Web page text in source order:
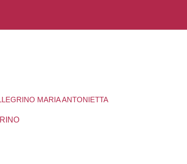
MARIA ANTONIETTA